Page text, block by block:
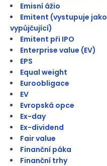
Emisní ážio
Emitent (vystupuje jako
vypůjčující)
Emitent při IPO
Enterprise value (EV)
EPS
Equal weight
Euroobligace
EV
Evropská opce
Ex-day
Ex-dividend
Fair value
Finanční páka
Finanční trhy